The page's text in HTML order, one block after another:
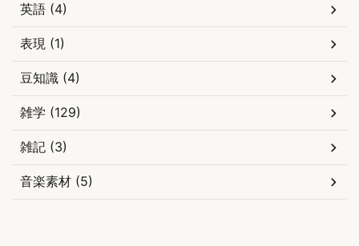
英語 (4)
表現 (1)
豆知識 (4)
雑学 (129)
雑記 (3)
音楽素材 (5)